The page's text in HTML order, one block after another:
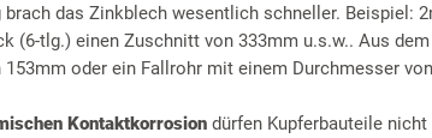
brach das Zinkblech wesentlich schneller.
(6-tlg.) einen Zuschnitt von 333mm u.s.w.. Aus
153mm oder ein Fallrohr mit einem Durchmesser
Kontaktkorrosion dürfen Kupferbauteile